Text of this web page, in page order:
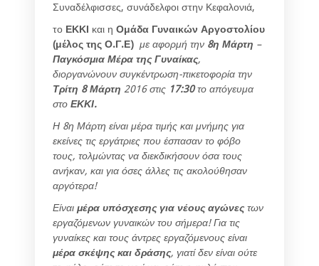
Συναδέλφισσες, συνάδελφοι στην Κεφαλονιά,
το ΕΚΚΙ και η Ομάδα Γυναικών Αργοστολίου
(μέλος της Ο.Γ.Ε) με αφορμή την 8η Μάρτη –
Παγκόσμια Μέρα της Γυναίκας,
διοργανώνουν συγκέντρωση-πικετοφορία την
Τρίτη 8 Μάρτη 2016 στις 17:30το απόγευμα
στο ΕΚΚΙ.
Η 8η Μάρτη είναι μέρα τιμής και μνήμης για
εκείνες τις εργάτριες που έσπασαν το φόβο
τους, τολμώντας να διεκδικήσουν όσα τους
ανήκαν, και για όσες άλλες τις ακολούθησαν
αργότερα!
Είναι μέρα υπόσχεσης για νέους αγώνες των
εργαζόμενων γυναικών του σήμερα! Για τις
γυναίκες και τους άντρες εργαζόμενους είναι
μέρα σκέψης και δράσης, γιατί δεν είναι ούτε